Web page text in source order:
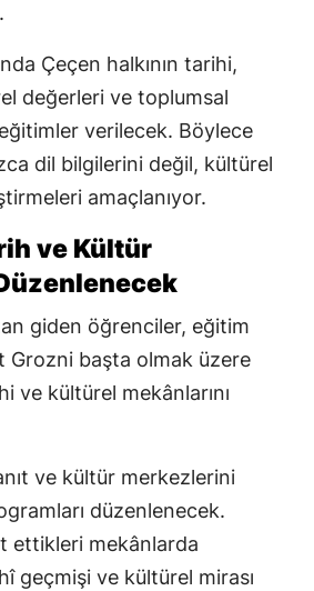
Çeçen halkının tarihi,
değerleri ve toplumsal
verilecek. Böylece
dil bilgilerini değil, kültürel
amaçlanıyor.
ve Kültür
giden öğrenciler, eğitim
Grozni başta olmak üzere
ve kültürel mekânlarını
ve kültür merkezlerini
düzenlenecek.
ettikleri mekânlarda
geçmişi ve kültürel mirası